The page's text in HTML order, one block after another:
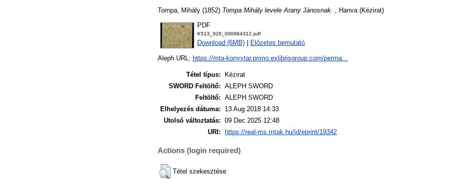
Tompa, Mihály (1852) Tompa Mihály levele Arany Jánosnak. , Hanva (Kézirat)
PDF
K513_926_000964312.pdf
Download (6MB) Előzetes bemutató
Aleph URL: https://mta-konyvtar.primo.exlibrisgroup.com/perma...
Tétel típus:
Kézirat
SWORD Feltöltő: ALEPH SWORD
Feltöltő: ALEPH SWORD
Elhelyezés dátuma:
13 Aug 2018 14:33
Utolsó változtatás: 09 Dec 2025 12:48
URI:
https://real-ms.mtak.hu/id/eprint/19342
Actions (login required)
Tétel szekesztése